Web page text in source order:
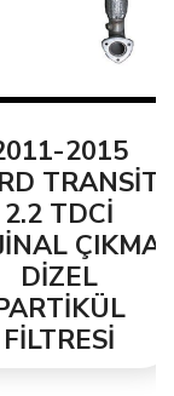
2015
TRANSİT
2.2 TDCİ
ÇIKMA
DİZEL
FİLTRESİ